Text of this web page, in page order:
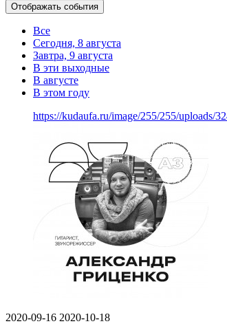
Отображать события
Все
Сегодня, 8 августа
Завтра, 9 августа
В эти выходные
В августе
В этом году
https://kudaufa.ru/image/255/255/uploads/
2020-09-16 2020-10-18